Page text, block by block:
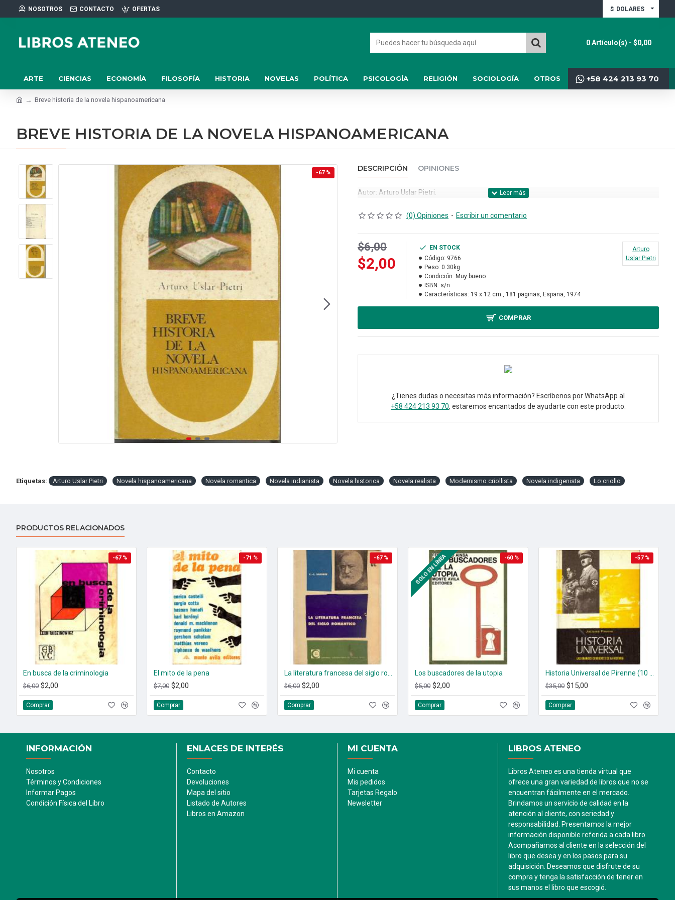
NOSOTROS CONTACTO OFERTAS $ DOLARES
0 Artículo(s) - $0,00
ARTE CIENCIAS ECONOMÍA FILOSOFÍA HISTORIA NOVELAS POLÍTICA PSICOLOGÍA RELIGIÓN SOCIOLOGÍA OTROS +58 424 213 93 70
Breve historia de la novela hispanoamericana
BREVE HISTORIA DE LA NOVELA HISPANOAMERICANA
-67 % DESCRIPCIÓN OPINIONES
Autor: Arturo Uslar Pietri.
(0) Opiniones - Escribir un comentario
$6,00
$2,00
EN STOCK
Código: 9766
Peso: 0.30kg
Condición: Muy bueno
ISBN: s/n
Características: 19 x 12 cm., 181 paginas, Espana, 1974
Arturo
Uslar Pietri
COMPRAR
¿Tienes dudas o necesitas más información? Escríbenos por WhatsApp al
+58 424 213 93 70, estaremos encantados de ayudarte con este producto.
Etiquetas: Arturo Uslar Pietri Novela hispanoamericana Novela romantica Novela indianista Novela historica Novela realista Modernismo criollista Novela indigenista Lo criollo
PRODUCTOS RELACIONADOS
-67 %
En busca de la criminologia
$6,00 $2,00
Comprar
-71 %
El mito de la pena
$7,00 $2,00
Comprar
-67 %
$6,00 $2,00
Comprar
SOLO EN LÍNEA -60 %
Los buscadores de la utopia
$5,00 $2,00
Comprar
-57 %
$35,00 $15,00
Comprar
INFORMACIÓN
Nosotros
Términos y Condiciones
Informar Pagos
Condición Física del Libro
ENLACES DE INTERÉS
Contacto
Devoluciones
Mapa del sitio
Listado de Autores
Libros en Amazon
MI CUENTA
Mi cuenta
Mis pedidos
Tarjetas Regalo
Newsletter
LIBROS ATENEO
Libros Ateneo es una tienda virtual que
ofrece una gran variedad de libros que no se
encuentran fácilmente en el mercado.
Brindamos un servicio de calidad en la
atención al cliente, con seriedad y
responsabilidad. Presentamos la mejor
información disponible referida a cada libro.
Acompañamos al cliente en la selección del
libro que desea y en los pasos para su
adquisición. Deseamos que disfrute de su
compra y tenga la satisfacción de tener en
sus manos el libro que escogió.